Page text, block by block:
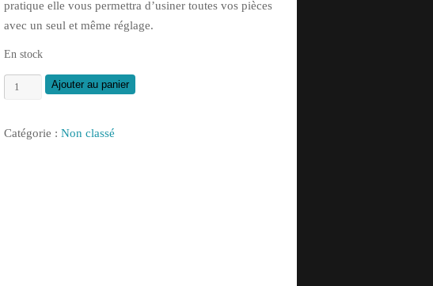
pratique elle vous permettra d’usiner toutes vos pièces
avec un seul et même réglage.
En stock
quantité
de
Ajouter au panier
Catégorie : Non classé